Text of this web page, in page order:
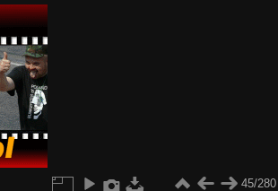
45/280